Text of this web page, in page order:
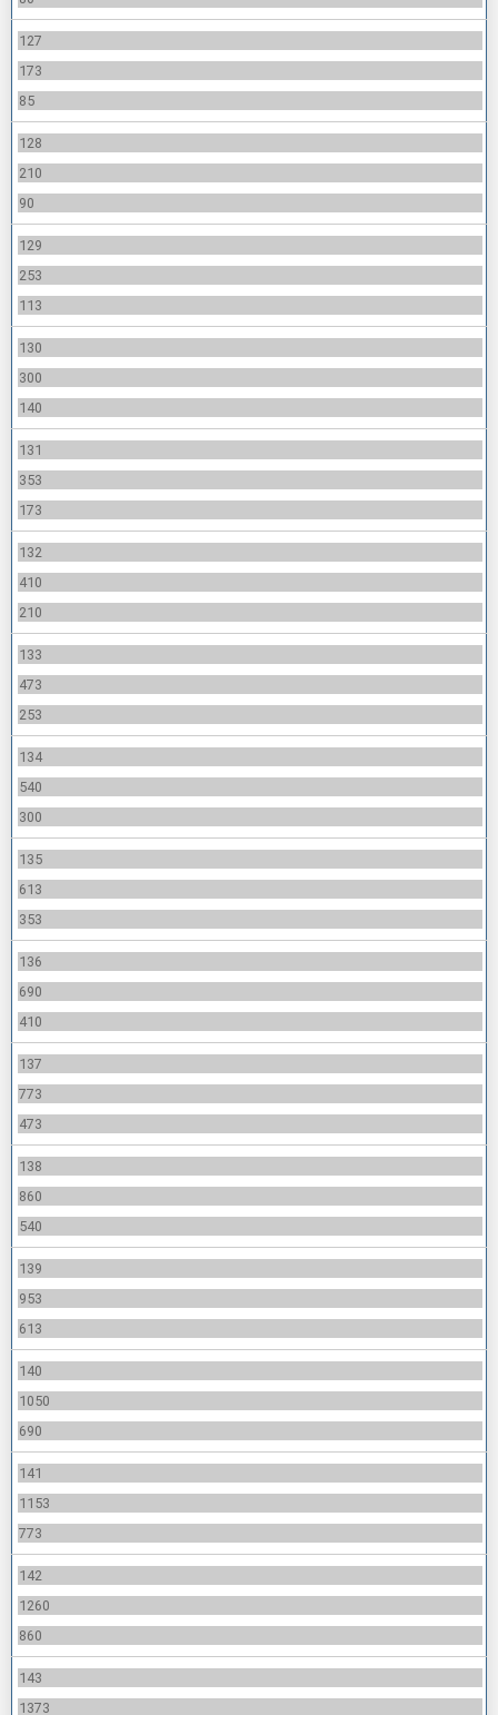
127
173
85
128
210
90
129
253
113
130
300
140
131
353
173
132
410
210
133
473
253
134
540
300
135
613
353
136
690
410
137
773
473
138
860
540
139
953
613
140
1050
690
141
1153
773
142
1260
860
143
1373